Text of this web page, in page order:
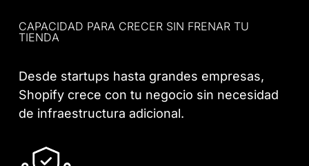
CAPACIDAD PARA CRECER SIN FRENAR TU
TIENDA
Desde startups hasta grandes empresas,
Shopify crece con tu negocio sin necesidad
de infraestructura adicional.